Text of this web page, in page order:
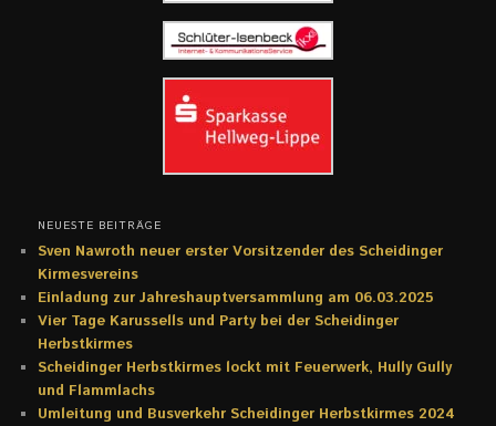
NEUESTE BEITRÄGE
Sven Nawroth neuer erster Vorsitzender des Scheidinger
Kirmesvereins
Einladung zur Jahreshauptversammlung am 06.03.2025
Vier Tage Karussells und Party bei der Scheidinger
Herbstkirmes
Scheidinger Herbstkirmes lockt mit Feuerwerk, Hully Gully
und Flammlachs
Umleitung und Busverkehr Scheidinger Herbstkirmes 2024